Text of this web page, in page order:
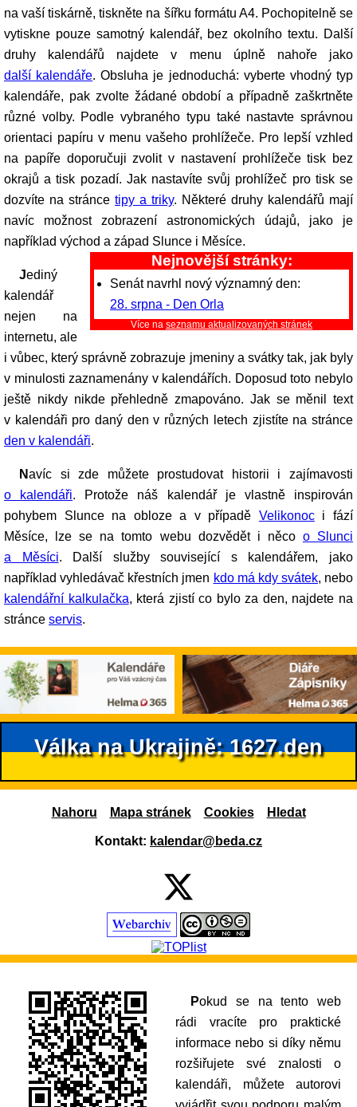
na vaší tiskárně, tiskněte na šířku formátu A4. Pochopitelně se
vytiskne pouze samotný kalendář, bez okolního textu. Další
druhy kalendářů najdete v menu úplně nahoře jako
další kalendáře. Obsluha je jednoduchá: vyberte vhodný typ
kalendáře, pak zvolte žádané období a případně zaškrtněte
různé volby. Podle vybraného typu také nastavte správnou
orientaci papíru v menu vašeho prohlížeče. Pro lepší vzhled
na papíře doporučuji zvolit v nastavení prohlížeče tisk bez
okrajů a tisk pozadí. Jak nastavíte svůj prohlížeč pro tisk se
dozvíte na stránce tipy a triky. Některé druhy kalendářů mají
navíc možnost zobrazení astronomických údajů, jako je
například východ a západ Slunce i Měsíce.
Nejnovější stránky:
Senát navrhl nový významný den:
28. srpna - Den Orla
Více na seznamu aktualizovaných stránek
Jediný
kalendář
nejen na
internetu, ale
i vůbec, který správně zobrazuje jmeniny a svátky tak, jak byly
v minulosti zaznamenány v kalendářích. Doposud toto nebylo
ještě nikdy nikde přehledně zmapováno. Jak se měnil text
v kalendáři pro daný den v různých letech zjistíte na stránce
den v kalendáři.
Navíc si zde můžete prostudovat historii i zajímavosti
o kalendáři. Protože náš kalendář je vlastně inspirován
pohybem Slunce na obloze a v případě Velikonoci fází
Měsíce, lze se na tomto webu dozvědět i něco o Slunci
a Měsíci. Další služby související s kalendářem, jako
například vyhledávač křestních jmen kdo má kdy svátek, nebo
kalendářní kalkulačka, která zjistí co bylo za den, najdete na
stránce servis.
Válka na Ukrajině: 1627.den
Nahoru Mapa stránek Cookies Hledat
Kontakt: kalendar@beda.cz
Pokud se na tento web
rádi vracíte pro praktické
informace nebo si díky němu
rozšiřujete své znalosti o
kalendáři, můžete autorovi